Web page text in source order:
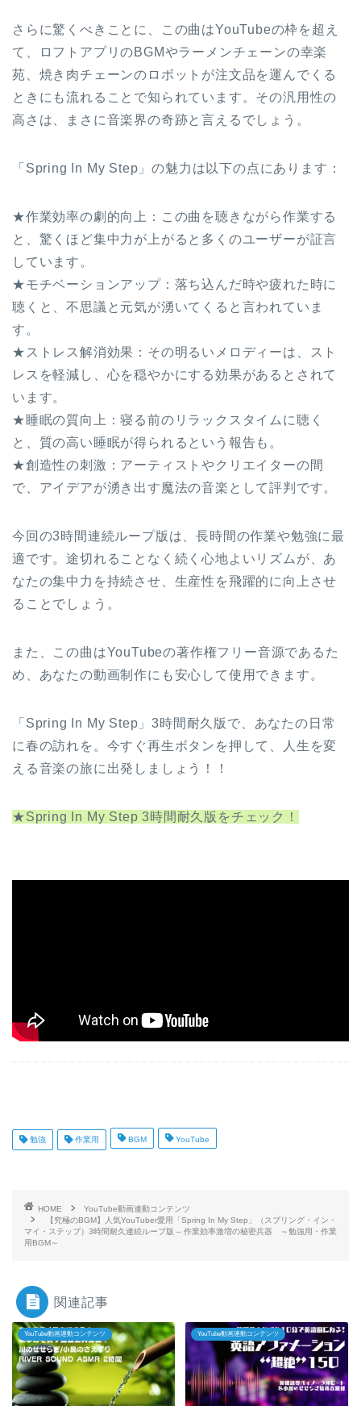
さらに驚くべきことに、この曲はYouTubeの枠を超え
て、ロフトアプリのBGMやラーメンチェーンの幸楽
苑、焼き肉チェーンのロボットが注文品を運んでくる
ときにも流れることで知られています。その汎用性の
高さは、まさに音楽界の奇跡と言えるでしょう。
「Spring In My Step」の魅力は以下の点にあります：
★作業効率の劇的向上：この曲を聴きながら作業する
と、驚くほど集中力が上がると多くのユーザーが証言
しています。
★モチベーションアップ：落ち込んだ時や疲れた時に
聴くと、不思議と元気が湧いてくると言われていま
す。
★ストレス解消効果：その明るいメロディーは、スト
レスを軽減し、心を穏やかにする効果があるとされて
います。
★睡眠の質向上：寝る前のリラックスタイムに聴く
と、質の高い睡眠が得られるという報告も。
★創造性の刺激：アーティストやクリエイターの間
で、アイデアが湧き出す魔法の音楽として評判です。
今回の3時間連続ループ版は、長時間の作業や勉強に最
適です。途切れることなく続く心地よいリズムが、あ
なたの集中力を持続させ、生産性を飛躍的に向上させ
ることでしょう。
また、この曲はYouTubeの著作権フリー音源であるた
め、あなたの動画制作にも安心して使用できます。
「Spring In My Step」3時間耐久版で、あなたの日常
に春の訪れを。今すぐ再生ボタンを押して、人生を変
える音楽の旅に出発しましょう！！
★Spring In My Step 3時間耐久版をチェック！
勉強 作業用 BGM YouTube
HOME
YouTube動画連動コンテンツ
【究極のBGM】人気YouTuber愛用「Spring In My Step」（スプリング・イン・
マイ・ステップ）3時間耐久連続ループ版 – 作業効率激増の秘密兵器 ～勉強用・作業
用BGM～
関連記事
YouTube動画連動コンテンツ YouTube動画連動コンテンツ